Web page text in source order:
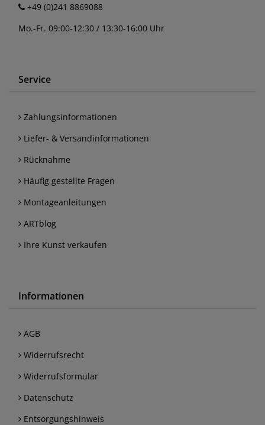
+49 (0)241 8869088
Mo.-Fr. 09:00-12:30 / 13:30-16:00 Uhr
Service
Zahlungsinformationen
Liefer- & Versandinformationen
Rücknahme
Häufig gestellte Fragen
Montageanleitungen
ARTblog
Ihre Kunst verkaufen
Informationen
AGB
Widerrufsrecht
Widerrufsformular
Datenschutz
Entsorgungshinweis